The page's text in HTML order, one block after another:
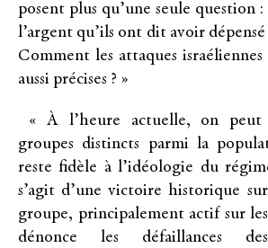
posent plus qu’une seule question
l’argent qu’ils ont dit avoir dépensé
Comment les attaques
aussi précises ? »
« À l’heure actuelle, on peut
groupes distincts parmi la
reste fidèle à l’idéologie du
s’agit d’une victoire historique
groupe, principalement actif sur les
dénonce les défaillances